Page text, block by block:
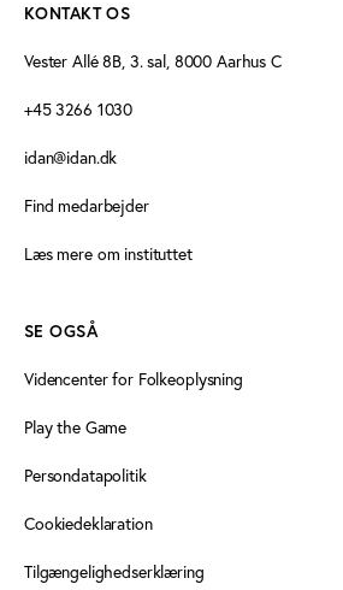
KONTAKT OS
Vester Allé 8B, 3. sal, 8000 Aarhus C
+45 3266 1030
idan@idan.dk
Find medarbejder
Læs mere om instituttet
SE OGSÅ
Videncenter for Folkeoplysning
Play the Game
Persondatapolitik
Cookiedeklaration
Tilgængelighedserklæring